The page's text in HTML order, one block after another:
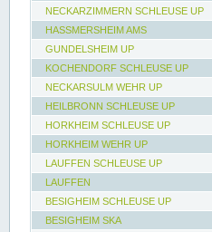
NECKARZIMMERN SCHLEUSE UP
HASSMERSHEIM AMS
GUNDELSHEIM UP
KOCHENDORF SCHLEUSE UP
NECKARSULM WEHR UP
HEILBRONN SCHLEUSE UP
HORKHEIM SCHLEUSE UP
HORKHEIM WEHR UP
LAUFFEN SCHLEUSE UP
LAUFFEN
BESIGHEIM SCHLEUSE UP
BESIGHEIM SKA